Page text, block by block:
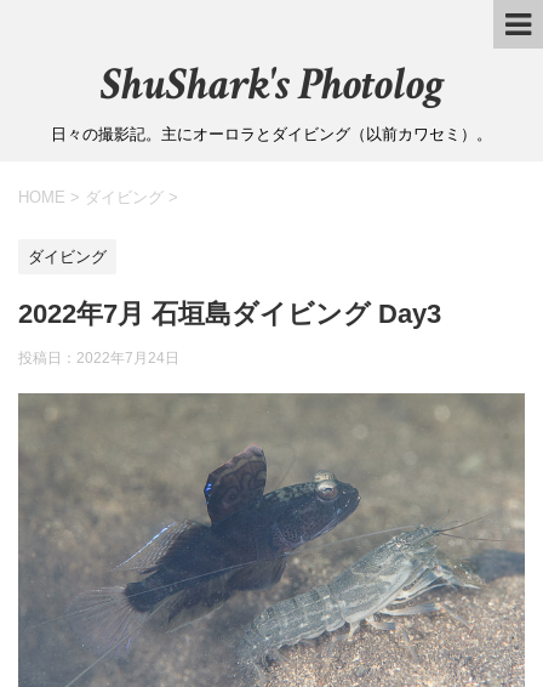
ShuShark's Photolog
日々の撮影記。主にオーロラとダイビング（以前カワセミ）。
HOME > ダイビング >
ダイビング
2022年7月 石垣島ダイビング Day3
投稿日： 2022年7月24日